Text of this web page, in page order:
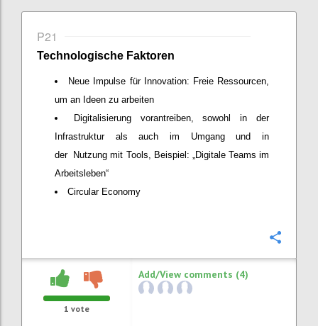
P21
Technologische Faktoren
Neue Impulse für Innovation: Freie Ressourcen,
um an Ideen zu arbeiten
Digitalisierung vorantreiben, sowohl in der
Infrastruktur als auch im Umgang und in
der Nutzung mit Tools, Beispiel: „Digitale Teams im
Arbeitsleben“
Circular Economy
1 vote
Add/View comments (4)